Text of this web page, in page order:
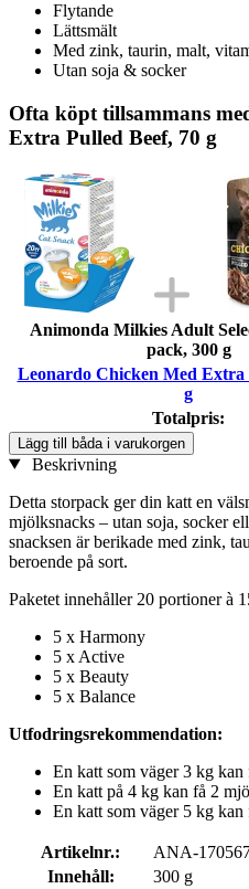
Flytande
Lättsmält
Med zink, taurin, malt,
Utan soja & socker
Ofta köpt tillsammans
Extra Pulled Beef, 70 g
Animonda Milkies Adult
pack, 300 g
Leonardo Chicken Med Extra
g
Totalpris:
Lägg till båda i varukorgen
Beskrivning
Detta storpack ger din katt en
mjölksnacks – utan soja, socker
snacksen är berikade med zink,
beroende på sort.
Paketet innehåller 20 portioner à
5 x Harmony
5 x Active
5 x Beauty
5 x Balance
Utfodringsrekommendation:
En katt som väger 3 kg
En katt på 4 kg kan få 2
En katt som väger 5 kg
Artikelnr.:
ANA-
Innehåll:
300 g